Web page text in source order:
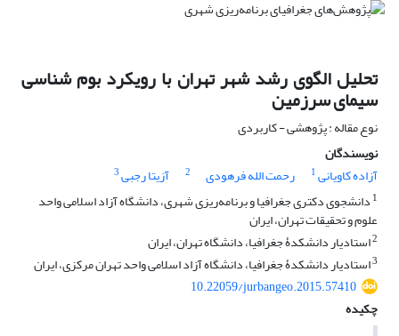
تحلیل الگوی رشد شهر تهران با رویکرد بوم شناسی
سیمای سرزمین
نوع مقاله : پژوهشی - کاربردی
نویسندگان
آزاده کاویانی1 رحمت الله فرهودی 2 آزیتا رجبی3
1 دانشجوی دکتری جغرافیا و برنامه‌ریزی شهری، دانشگاه آزاد اسلامی واحد
علوم و تحقیقات تهران، ایران
2استادیار دانشکدۀ جغرافیا، دانشگاه تهران، ایران
3استادیار دانشکدۀ جغرافیا، دانشگاه آزاد اسلامی واحد تهران مرکزی، ایران
10.22059/jurbangeo.2015.57410
چکیده